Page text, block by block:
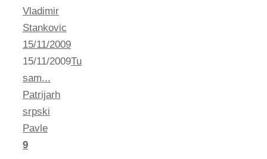
Vladimir
Stankovic
15/11/2009
15/11/2009Tu
sam...
Patrijarh
srpski
Pavle
9